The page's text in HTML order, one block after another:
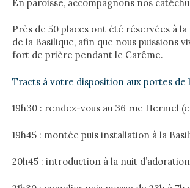
En paroisse, accompagnons nos
Près de 50 places ont été réservées à la
de la Basilique, afin que nous puissions
fort de prière pendant le Carême.
Tracts à votre disposition aux portes de
19h30 : rendez-vous au 36 rue Hermel
19h45 : montée puis installation à la
20h45 : introduction à la nuit